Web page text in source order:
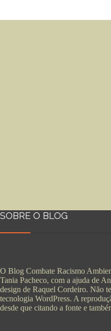
SOBRE O BLOG
O Blog Combate Racismo
Tania Pacheco, com a ajuda de
design de Raquel Cordeiro. Não
tecnologia WordPress. A
desde que citando a fonte e